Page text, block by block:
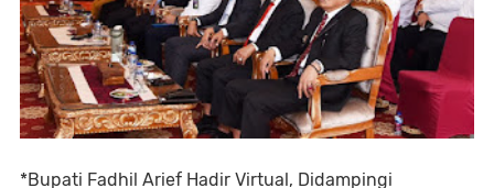
*Bupati Fadhil Arief Hadir Virtual, Didampingi